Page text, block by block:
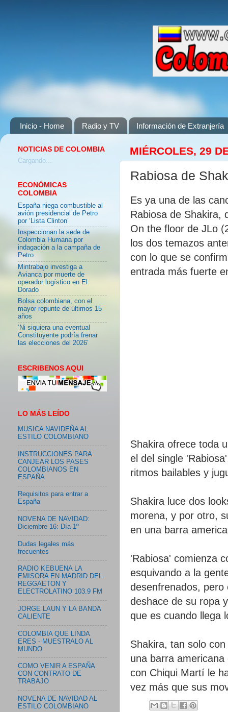
Inicio - Home Radio y TV Información de Extranjería
MIÉRCOLES, 29
Rabiosa de
Es ya una de las
Rabiosa de Shakira,
On the floor de JLo
los dos temazos
con lo que se
entrada más fuerte
Shakira ofrece toda
el del single
ritmos bailables y
Shakira luce dos
morena, y por otro,
en una barra
'Rabiosa' comienza
esquivando a la
desenfrenados,
deshace de su ropa
que es cuando llega
Shakira, tan solo
una barra
con Chiqui Martí le
vez más que sus
NOTICIAS DE COLOMBIA
Cargando...
ECONÓMICAS
COLOMBIA
España niega combustible al
avión presidencial de Petro
por ‘Lista Clinton’
Inspeccionan la sede de
Colombia Humana por
indagación a la campaña de
Petro
Mintrabajo investiga a
Avianca por muerte de
operador logístico en El
Dorado
Bolsa colombiana, con el
mayor repunte de últimos 15
años
‘Ni siquiera una eventual
Constituyente podría frenar
las elecciones del 2026’
ESCRIBENOS AQUI
LO MÁS LEÍDO
MUSICA NAVIDEÑA AL
ESTILO COLOMBIANO
INSTRUCCIONES PARA
CANJEAR LOS PASES
COLOMBIANOS EN
ESPAÑA
Requisitos para entrar a
España
NOVENA DE NAVIDAD:
Diciembre 16: Día 1º
Dudas legales más
frecuentes
RADIO KEBUENA LA
EMISORA EN MADRID DEL
REGGAETON Y
ELECTROLATINO 103.9 FM
JORGE LAUN Y LA BANDA
CALIENTE
COLOMBIA QUE LINDA
ERES - MUESTRALO AL
MUNDO
COMO VENIR A ESPAÑA
CON CONTRATO DE
TRABAJO
NOVENA DE NAVIDAD AL
ESTILO COLOMBIANO